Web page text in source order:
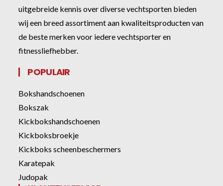
uitgebreide kennis over diverse vechtsporten bieden
wij een breed assortiment aan kwaliteitsproducten van
de beste merken voor iedere vechtsporter en
fitnessliefhebber.
POPULAIR
Bokshandschoenen
Bokszak
Kickbokshandschoenen
Kickboksbroekje
Kickboks scheenbeschermers
Karatepak
Judopak